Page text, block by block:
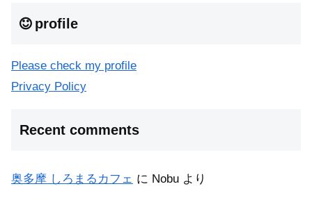
profile
Please check my profile
Privacy Policy
Recent comments
奥多摩 しろまるカフェ に Nobu より